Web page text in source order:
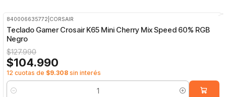
840006635772 CORSAIR
Teclado Gamer Crosair K65 Mini Cherry Mix Speed 60% RGB
Negro
$127.990
$104.990
12 cuotas de $9.308 sin interés